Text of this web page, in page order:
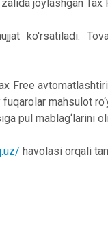
joylashgan
ko'rsatiladi.
Free
mahsulot
pul mablag‘larini
havolasi orqali